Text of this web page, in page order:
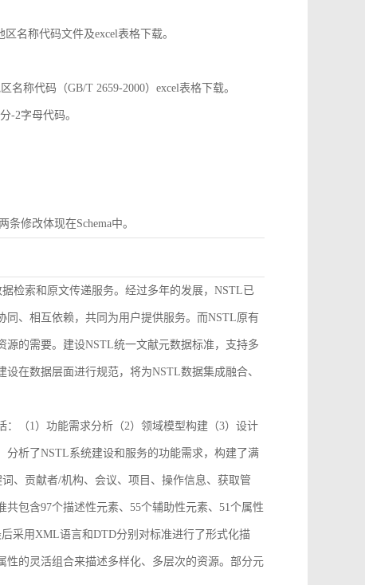
名称代码文件及excel表格下载。
称代码（GB/T 2659-2000）excel表格下载。
-2字母代码。
修改体现在Schema中。
检索和原文传递服务。经过多年的发展，NSTL已
、相互依赖，共同为用户提供服务。而NSTL原有
的需要。建设NSTL统一文献元数据标准，支持多
在数据层面进行规范，将为NSTL数据集成融合、
（1）功能需求分析（2）领域模型构建（3）设计
析了NSTL系统建设和服务的功能需求，构建了满
、贡献者/机构、会议、项目、操作信息、获取管
包含97个描述性元素、55个辅助性元素、51个属性
采用XML语言和DTD分别对标准进行了形式化描
的灵活组合来描述多样化、多层次的资源。部分元